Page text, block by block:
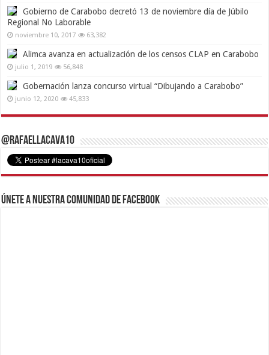
Gobierno de Carabobo decretó 13 de noviembre día de Júbilo
Regional No Laborable
noviembre 10, 2017 63,382
Alimca avanza en actualización de los censos CLAP en Carabobo
julio 1, 2019 56,848
Gobernación lanza concurso virtual “Dibujando a Carabobo”
junio 12, 2020 45,833
@RafaelLacava10
Únete a nuestra comunidad de Facebook